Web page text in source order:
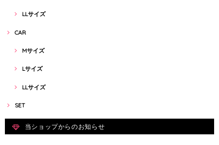
LLサイズ
CAR
Mサイズ
Lサイズ
LLサイズ
SET
当ショップからのお知らせ